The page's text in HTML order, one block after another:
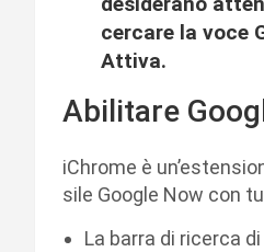
cercare la voce
Attiva.
Abilitare
iChrome è
sile Google Now con
La barra di ricerca di